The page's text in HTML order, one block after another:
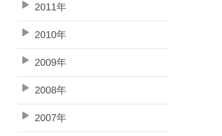
2011年
2010年
2009年
2008年
2007年